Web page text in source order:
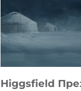
Higgsfield